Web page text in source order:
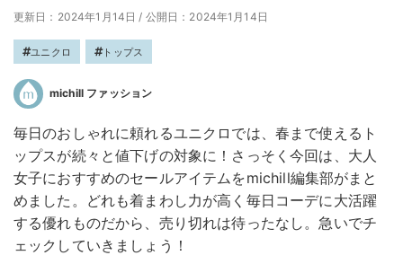
更新日：2024年1月14日 / 公開日：2024年1月14日
ユニクロ トップス
michill ファッション
毎日のおしゃれに頼れるユニクロでは、春まで使えるト
ップスが続々と値下げの対象に！さっそく今回は、大人
女子におすすめのセールアイテムをmichill編集部がまと
めました。どれも着まわし力が高く毎日コーデに大活躍
する優れものだから、売り切れは待ったなし。急いでチ
ェックしていきましょう！